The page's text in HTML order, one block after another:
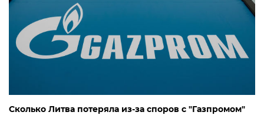
Сколько Литва потеряла из-за споров с "Газпромом"